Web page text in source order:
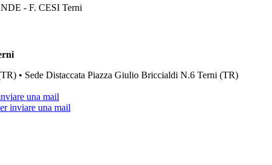
- F. CESI Terni
• Sede Distaccata Piazza Giulio Briccialdi N.6 Terni (TR)
una mail
inviare una mail